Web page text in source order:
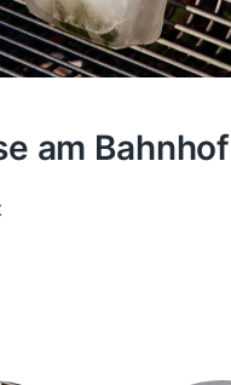
am Bahnhof